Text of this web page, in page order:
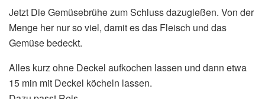
Jetzt Die Gemüsebrühe zum Schluss dazugießen. Von der
Menge her nur so viel, damit es das Fleisch und das
Gemüse bedeckt.
Alles kurz ohne Deckel aufkochen lassen und dann etwa
15 min mit Deckel köcheln lassen.